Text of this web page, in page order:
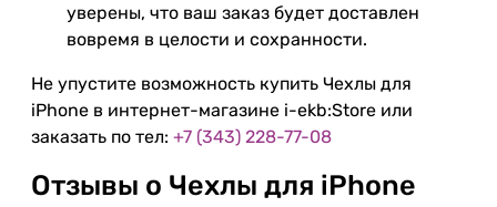
уверены, что ваш заказ будет доставлен
вовремя в целости и сохранности.
Не упустите возможность купить Чехлы для
iPhone в интернет-магазине i-ekb:Store или
заказать по тел: +7 (343) 228-77-08
Отзывы о Чехлы для iPhone